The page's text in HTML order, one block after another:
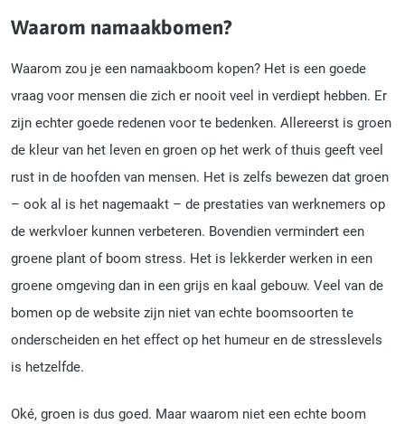
Waarom namaakbomen?
Waarom zou je een namaakboom kopen? Het is een goede
vraag voor mensen die zich er nooit veel in verdiept hebben. Er
zijn echter goede redenen voor te bedenken. Allereerst is groen
de kleur van het leven en groen op het werk of thuis geeft veel
rust in de hoofden van mensen. Het is zelfs bewezen dat groen
– ook al is het nagemaakt – de prestaties van werknemers op
de werkvloer kunnen verbeteren. Bovendien vermindert een
groene plant of boom stress. Het is lekkerder werken in een
groene omgeving dan in een grijs en kaal gebouw. Veel van de
bomen op de website zijn niet van echte boomsoorten te
onderscheiden en het effect op het humeur en de stresslevels
is hetzelfde.
Oké, groen is dus goed. Maar waarom niet een echte boom